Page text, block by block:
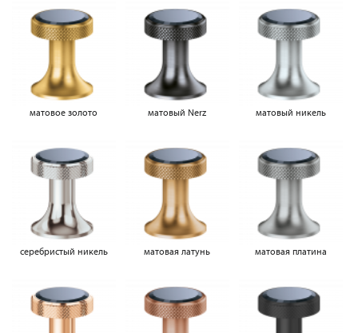
матовое золото матовый Nerz матовый никель
серебристый никель матовая латунь матовая платина